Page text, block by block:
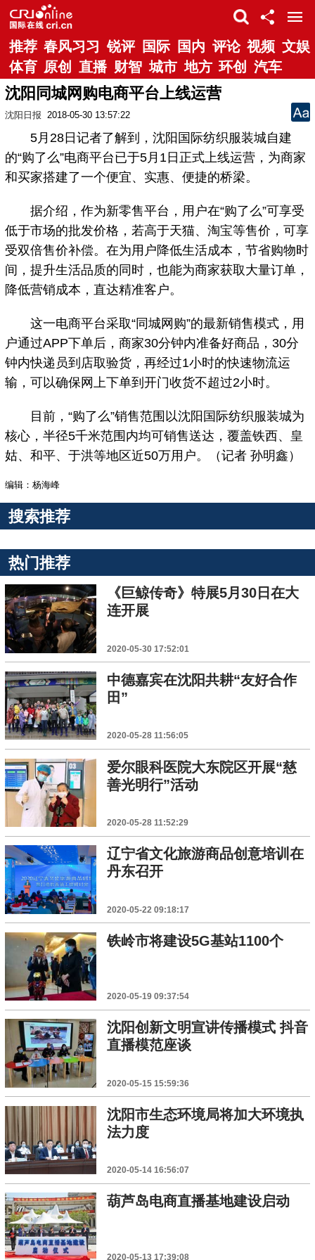
推荐 春风习习 锐评 国际 国内 评论 视频 文娱
体育 原创 直播 财智 城市 地方 环创 汽车
沈阳同城网购电商平台上线运营
沈阳日报 2018-05-30 13:57:22
5月28日记者了解到，沈阳国际纺织服装城自建
的“购了么”电商平台已于5月1日正式上线运营，为商家
和买家搭建了一个便宜、实惠、便捷的桥梁。
据介绍，作为新零售平台，用户在“购了么”可享受
低于市场的批发价格，若高于天猫、淘宝等售价，可享
受双倍售价补偿。在为用户降低生活成本，节省购物时
间，提升生活品质的同时，也能为商家获取大量订单，
降低营销成本，直达精准客户。
这一电商平台采取“同城网购”的最新销售模式，用
户通过APP下单后，商家30分钟内准备好商品，30分
钟内快递员到店取验货，再经过1小时的快速物流运
输，可以确保网上下单到开门收货不超过2小时。
目前，“购了么”销售范围以沈阳国际纺织服装城为
核心，半径5千米范围内均可销售送达，覆盖铁西、皇
姑、和平、于洪等地区近50万用户。（记者 孙明鑫）
编辑：杨海峰
搜索推荐
热门推荐
《巨鲸传奇》特展5月30日在大
连开展
2020-05-30 17:52:01
中德嘉宾在沈阳共耕“友好合作
田”
2020-05-28 11:56:05
爱尔眼科医院大东院区开展“慈
善光明行”活动
2020-05-28 11:52:29
辽宁省文化旅游商品创意培训在
丹东召开
2020-05-22 09:18:17
铁岭市将建设5G基站1100个
2020-05-19 09:37:54
沈阳创新文明宣讲传播模式 抖音
直播模范座谈
2020-05-15 15:59:36
沈阳市生态环境局将加大环境执
法力度
2020-05-14 16:56:07
葫芦岛电商直播基地建设启动
2020-05-13 17:39:08